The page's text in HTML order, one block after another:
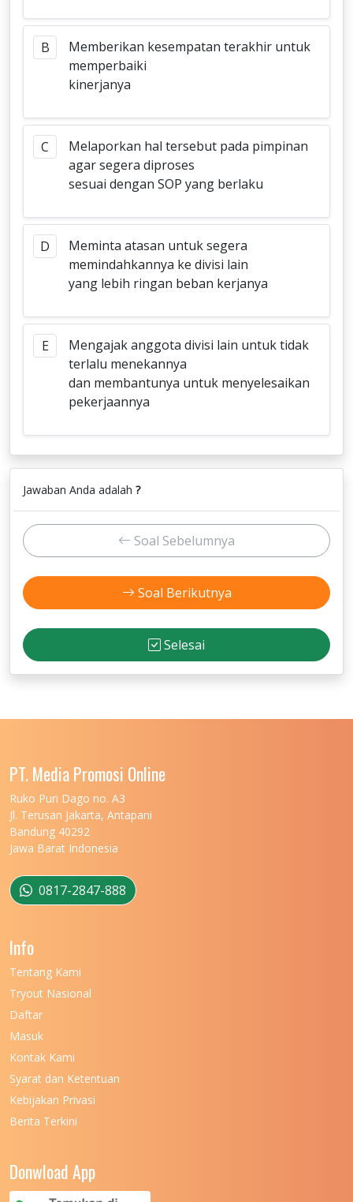
B
Memberikan kesempatan terakhir untuk
memperbaiki
kinerjanya
C
Melaporkan hal tersebut pada pimpinan
agar segera diproses
sesuai dengan SOP yang berlaku
D
Meminta atasan untuk segera
memindahkannya ke divisi lain
yang lebih ringan beban kerjanya
E
Mengajak anggota divisi lain untuk tidak
terlalu menekannya
dan membantunya untuk menyelesaikan
pekerjaannya
Jawaban Anda adalah ?
Soal Sebelumnya
Soal Berikutnya
Selesai
PT. Media Promosi Online
Ruko Puri Dago no. A3
Jl. Terusan Jakarta, Antapani
Bandung 40292
Jawa Barat Indonesia
0817-2847-888
Info
Tentang Kami
Tryout Nasional
Daftar
Masuk
Kontak Kami
Syarat dan Ketentuan
Kebijakan Privasi
Berita Terkini
Donwload App